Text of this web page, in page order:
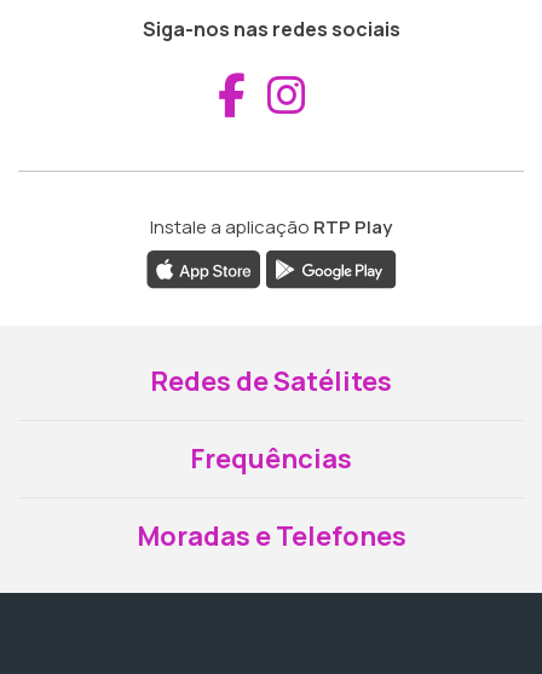
Siga-nos nas redes sociais
Aceder ao
Instale a aplicação RTP Play
Redes de Satélites
Frequências
Moradas e Telefones